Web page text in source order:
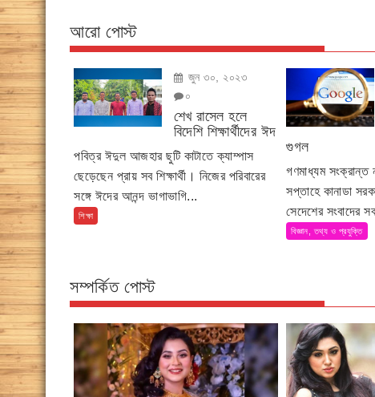
আরো পোস্ট
জুন ৩০, ২০২৩
০
শেখ রাসেল হলে
বিদেশি শিক্ষার্থীদের ঈদ
পবিত্র ঈদুল আজহার ছুটি কাটাতে ক্যাম্পাস
ছেড়েছেন প্রায় সব শিক্ষার্থী। নিজের পরিবারের
সঙ্গে ঈদের আনন্দ ভাগাভাগি...
শিক্ষা
গুগল
গণমাধ্যম
সপ্তাহে কানাডা
সেদেশের সংবাদের
বিজ্ঞান, তথ্য ও প্রযুক্তি
সম্পর্কিত পোস্ট